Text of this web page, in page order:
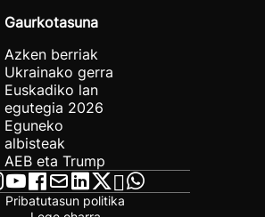
Gaurkotasuna
Azken berriak
Ukrainako gerra
Euskadiko lan
egutegia 2026
Eguneko
albisteak
AEB eta Trump
Pribatutasun politika